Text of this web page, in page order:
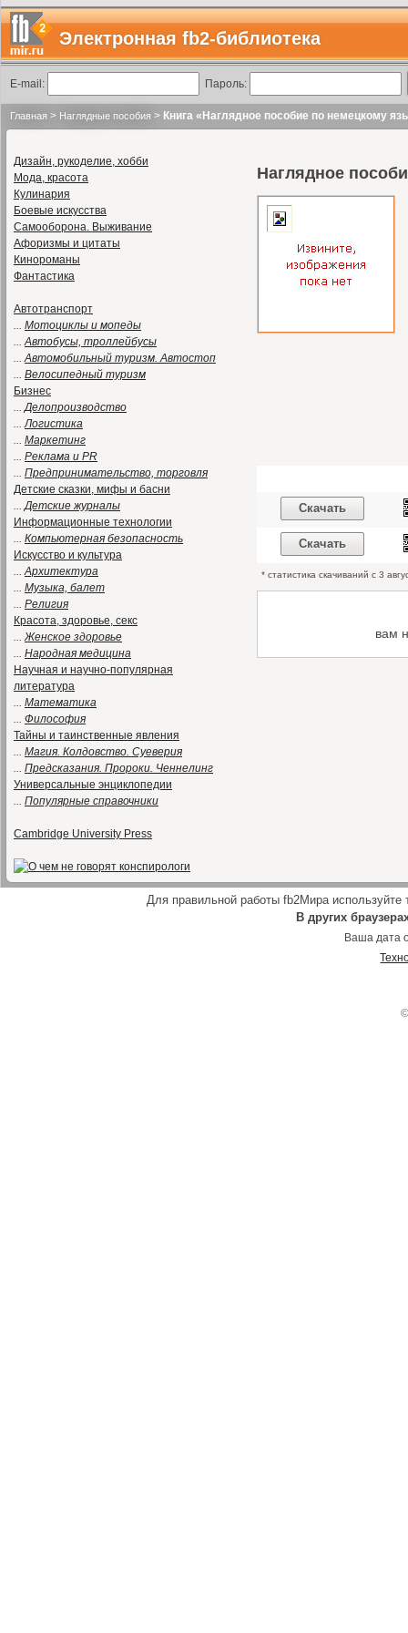
Электронная fb2-библиотека
E-mail: Пароль:
Главная > Наглядные пособия > Книга «Наглядное пособие по немецкому
Дизайн, рукоделие, хобби
Мода, красота
Кулинария
Боевые искусства
Самооборона. Выживание
Афоризмы и цитаты
Кинороманы
Фантастика
Автотранспорт
... Мотоциклы и мопеды
...Автобусы, троллейбусы
...Автомобильный туризм. Автостоп
... Велосипедный туризм
Бизнес
...Делопроизводство
...Логистика
... Маркетинг
... Реклама и PR
... Предпринимательство, торговля
Детские сказки, мифы и басни
...Детские журналы
Информационные технологии
... Компьютерная безопасность
Искусство и культура
...Архитектура
... Музыка, балет
... Религия
Красота, здоровье, секс
...Женское здоровье
... Народная медицина
Научная и научно-популярная
литература
... Математика
... Философия
Тайны и таинственные явления
... Магия. Колдовство. Суеверия
... Предсказания. Пророки. Ченнелинг
Универсальные энциклопедии
... Популярные справочники
Cambridge University Press
Наглядное
Скачать
Скачать
* статистика скачиваний с 3
вам
Для правильной работы fb2Мира используйте
В других
Ваша дата